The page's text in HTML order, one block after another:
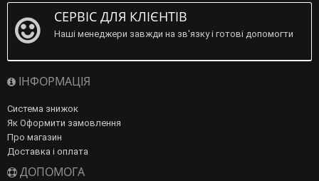
СЕРВІС ДЛЯ КЛІЄНТІВ
Наші менеджери завжди на зв'язку і готові допомогти
ІНФОРМАЦІЯ
Система знижок
Як Оформити замовлення
Про магазин
Доставка і оплата
ДОПОМОГА